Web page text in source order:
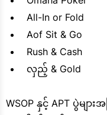
All-In or Fold
Aof Sit & Go
Rush & Cash
လှည့် & Gold
WSOP နှင့် APT ပွဲမျာ